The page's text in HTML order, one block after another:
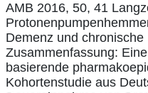
AMB 2016, 50, 41
Demenz und
Zusammenfassung:
basierende
Kohortenstudie aus